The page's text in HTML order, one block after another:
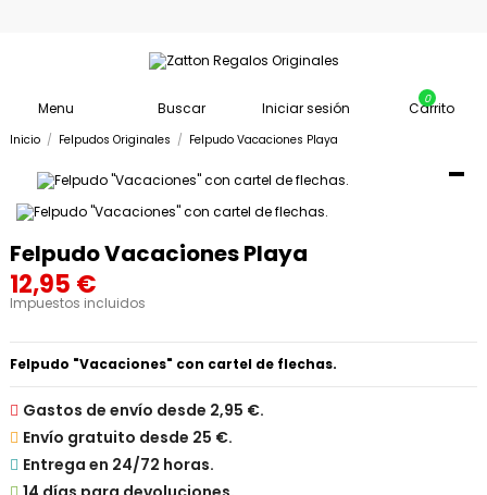
Menu Buscar Iniciar sesión
0
Carrito
Inicio Felpudos Originales Felpudo Vacaciones Playa
Felpudo Vacaciones Playa
12,95 €
Impuestos incluidos
Felpudo "Vacaciones" con cartel de flechas.
 Gastos de envío desde 2,95 €.
 Envío gratuito desde 25 €.
 Entrega en 24/72 horas.